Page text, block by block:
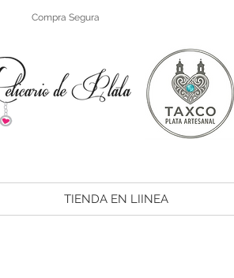
Compra Segura
TIENDA EN LIINEA